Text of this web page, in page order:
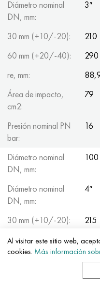
Diámetro nominal
DN, mm:
3″
30 mm (+10/-20):
210
60 mm (+20/-40):
290
re, mm:
Área de impacto,
cm2:
79
Presión nominal PN
bar:
16
Diámetro nominal
DN, mm:
100
Diámetro nominal
DN, mm:
4″
30 mm (+10/-20):
215
60 mm (+20/-40):
300
128
Al visitar este sitio web,
cookies. Más información